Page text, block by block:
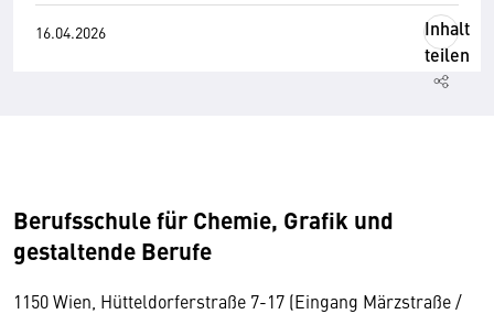
16.04.2026
Inhalt
teilen
Berufsschule für Chemie, Grafik und
gestaltende Berufe
1150 Wien, Hütteldorferstraße 7-17 (Eingang Märzstraße /